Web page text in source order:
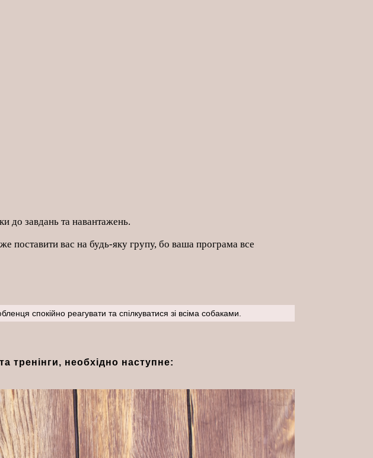
до завдань та навантажень.
поставити вас на будь-яку групу, бо ваша програма все
спокійно реагувати та спілкуватися зі всіма собаками.
тренінги, необхідно наступне: